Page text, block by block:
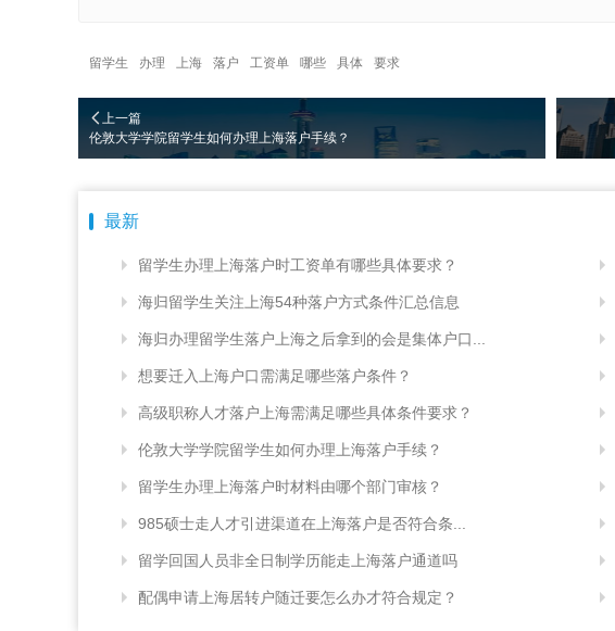
留学生 办理 上海 落户 工资单 哪些 具体 要求
上一篇
伦敦大学学院留学生如何办理上海落户手续？
最新
留学生办理上海落户时工资单有哪些具体要求？
海归留学生关注上海54种落户方式条件汇总信息
海归办理留学生落户上海之后拿到的会是集体户口...
想要迁入上海户口需满足哪些落户条件？
高级职称人才落户上海需满足哪些具体条件要求？
伦敦大学学院留学生如何办理上海落户手续？
留学生办理上海落户时材料由哪个部门审核？
985硕士走人才引进渠道在上海落户是否符合条...
留学回国人员非全日制学历能走上海落户通道吗
配偶申请上海居转户随迁要怎么办才符合规定？